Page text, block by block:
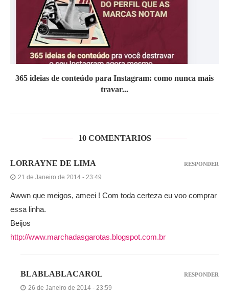
365 ideias de conteúdo para Instagram: como nunca mais
travar...
10 COMENTARIOS
LORRAYNE DE LIMA
21 de Janeiro de 2014 - 23:49
Awwn que meigos, ameei ! Com toda certeza eu voo comprar
essa linha.
Beijos
http://www.marchadasgarotas.blogspot.com.br
RESPONDER
BLABLABLACAROL
26 de Janeiro de 2014 - 23:59
RESPONDER